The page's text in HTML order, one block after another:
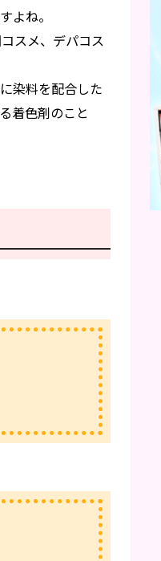
よね。
スメ、デパコス
染料を配合した
着色剤のこと